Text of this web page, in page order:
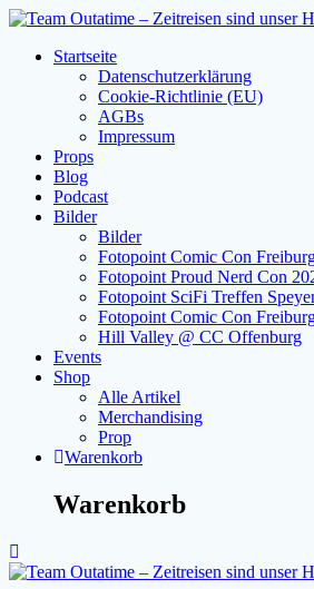
Zum
springenStartseite
Datenschutzerklärung
Cookie-Richtlinie (EU)
AGBs
Impressum
Props
Blog
Podcast
Bilder
Bilder
Fotopoint Comic Con
Fotopoint Proud Nerd Con
Fotopoint SciFi Treffen
Fotopoint Comic Con
Hill Valley @ CC Offenburg
Events
Shop
Alle Artikel
Merchandising
Prop
Warenkorb
Warenkorb